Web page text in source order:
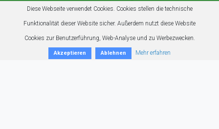
Diese Webseite verwendet Cookies. Cookies stellen die technische
Funktionalität dieser Website sicher. Außerdem nutzt diese Website
Cookies zur Benutzerführung, Web-Analyse und zu Werbezwecken.
Akzeptieren Ablehnen Mehr erfahren